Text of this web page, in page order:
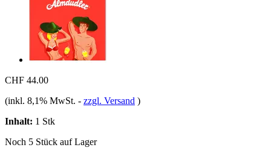
CHF 44.00
(inkl. 8,1% MwSt. - zzgl. Versand )
Inhalt: 1 Stk
Noch 5 Stück auf Lager